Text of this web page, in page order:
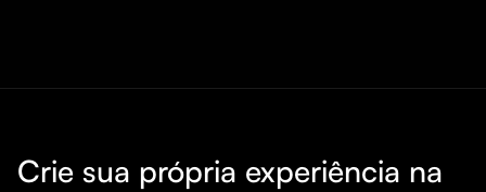
Crie sua própria experiência na